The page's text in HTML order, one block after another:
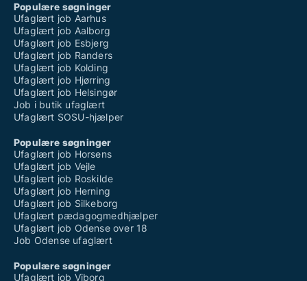
Populære søgninger
Ufaglært job Aarhus
Ufaglært job Aalborg
Ufaglært job Esbjerg
Ufaglært job Randers
Ufaglært job Kolding
Ufaglært job Hjørring
Ufaglært job Helsingør
Job i butik ufaglært
Ufaglært SOSU-hjælper
Populære søgninger
Ufaglært job Horsens
Ufaglært job Vejle
Ufaglært job Roskilde
Ufaglært job Herning
Ufaglært job Silkeborg
Ufaglært pædagogmedhjælper
Ufaglært job Odense over 18
Job Odense ufaglært
Populære søgninger
Ufaglært job Viborg